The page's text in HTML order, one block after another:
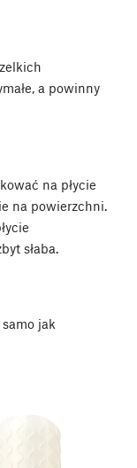
a powinny
na płycie
na powierzchni.
słaba.
jak